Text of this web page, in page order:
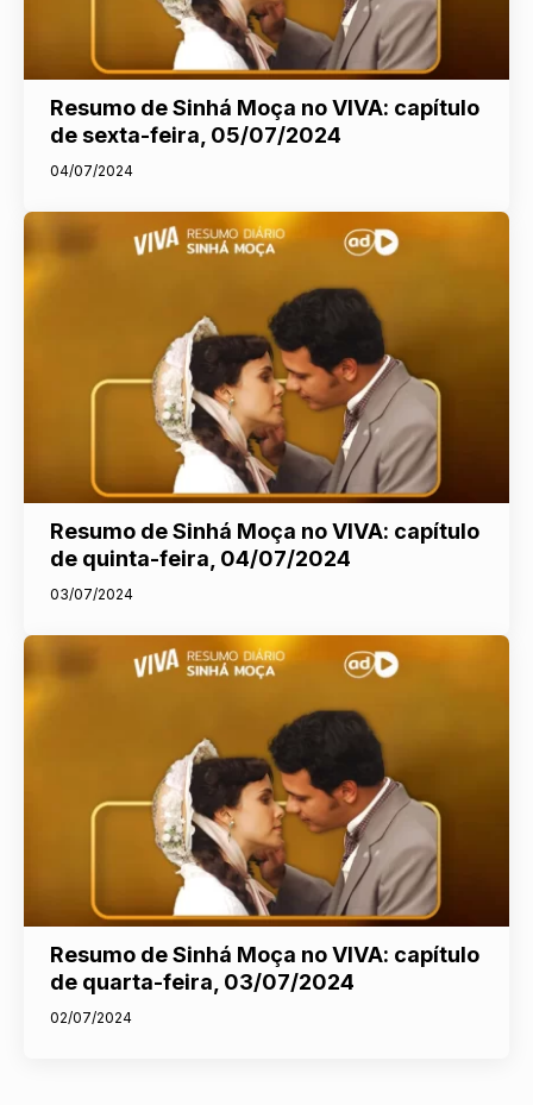
Resumo de Sinhá Moça no VIVA: capítulo
de sexta-feira, 05/07/2024
04/07/2024
Resumo de Sinhá Moça no VIVA: capítulo
de quinta-feira, 04/07/2024
03/07/2024
Resumo de Sinhá Moça no VIVA: capítulo
de quarta-feira, 03/07/2024
02/07/2024